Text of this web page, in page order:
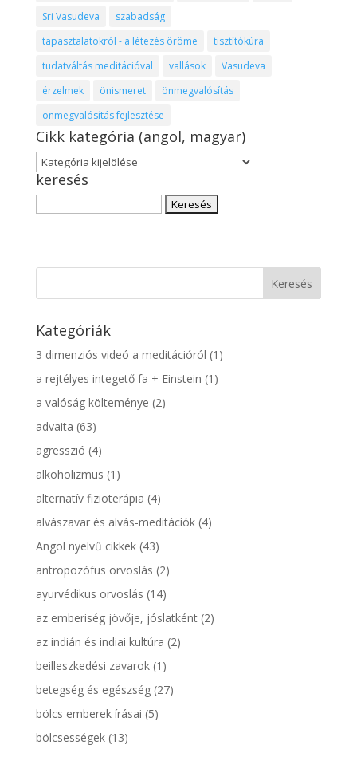
Sri Vasudeva
szabadság
tapasztalatokról - a létezés öröme
tisztítókúra
tudatváltás meditációval
vallások
Vasudeva
érzelmek
önismeret
önmegvalósítás
önmegvalósítás fejlesztése
Cikk kategória (angol, magyar)
Cikk
kategória
(angol,
magyar)
keresés
Kategóriák
3 dimenziós videó a meditációról (1)
a rejtélyes integető fa + Einstein (1)
a valóság költeménye (2)
advaita (63)
agresszió (4)
alkoholizmus (1)
alternatív fizioterápia (4)
alvászavar és alvás-meditációk(4)
Angol nyelvű cikkek(43)
antropozófus orvoslás (2)
ayurvédikus orvoslás (14)
az emberiség jövője, jóslatként(2)
az indián és indiai kultúra (2)
beilleszkedési zavarok(1)
betegség és egészség(27)
bölcs emberek írásai (5)
bölcsességek(13)